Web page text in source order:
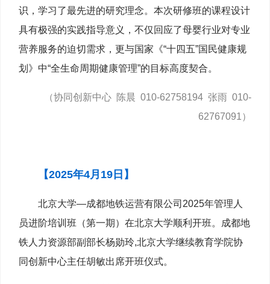
识，学习了最先进的研究理念。本次研修班的课程设计
具有极强的实践指导意义，不仅回应了母婴行业对专业
营养服务的迫切需求，更与国家《“十四五”国民健康规
划》中“全生命周期健康管理”的目标高度契合。
（协同创新中心 陈晨 010-62758194 张雨 010-
62767091）
【2025年4月19日】
北京大学—成都地铁运营有限公司2025年管理人
员进阶培训班（第一期）在北京大学顺利开班。成都地
铁人力资源部副部长杨勋玲,北京大学继续教育学院协
同创新中心主任胡敏出席开班仪式。